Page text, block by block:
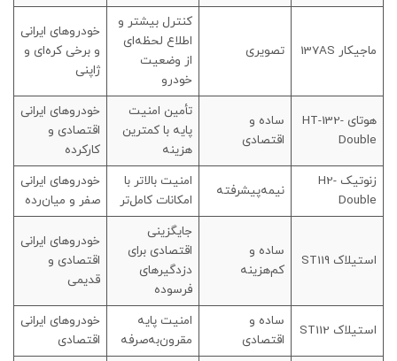
ماجیکار 137AS تصویری
کنترل بیشتر و
اطلاع لحظه‌ای
از وضعیت
خودرو
خودروهای ایرانی
و برخی کره‌ای و
ژاپنی
هوتای HT-132-
Double
ساده و
اقتصادی
تأمین امنیت
پایه با کمترین
هزینه
خودروهای ایرانی
اقتصادی و
کارکرده
زنوتیک H2-
Double
نیمه‌پیشرفته
امنیت بالاتر با
امکانات کامل‌تر
خودروهای ایرانی
صفر و میان‌رده
استیلاک ST119
ساده و
کم‌هزینه
جایگزینی
اقتصادی برای
دزدگیرهای
فرسوده
خودروهای ایرانی
اقتصادی و
قدیمی
استیلاک ST112
ساده و
اقتصادی
امنیت پایه
مقرون‌به‌صرفه
خودروهای ایرانی
اقتصادی